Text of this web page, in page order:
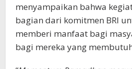
menyampaikan bahwa
bagian dari komitmen BRI
memberi manfaat bagi
bagi mereka yang